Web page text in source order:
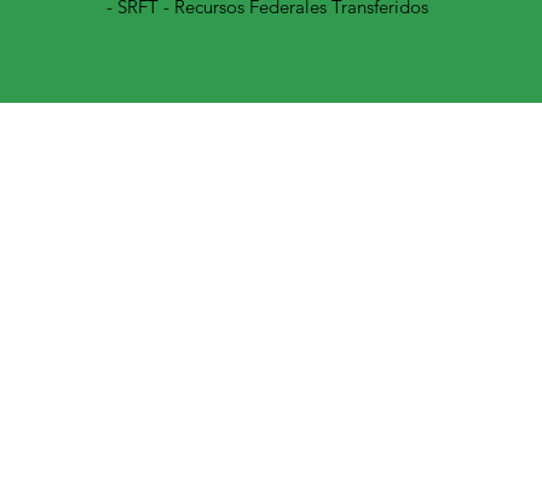
- SRFT - Recursos Federales Transferidos